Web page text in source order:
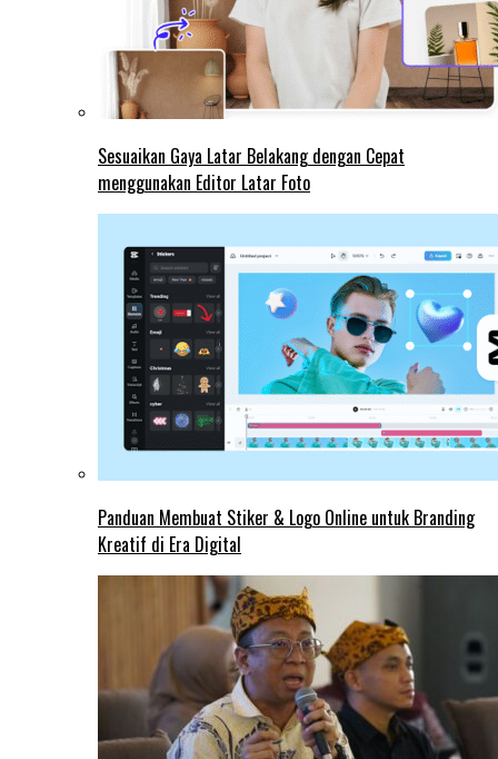
Sesuaikan Gaya Latar Belakang dengan Cepat
menggunakan Editor Latar Foto
Panduan Membuat Stiker & Logo Online untuk Branding
Kreatif di Era Digital